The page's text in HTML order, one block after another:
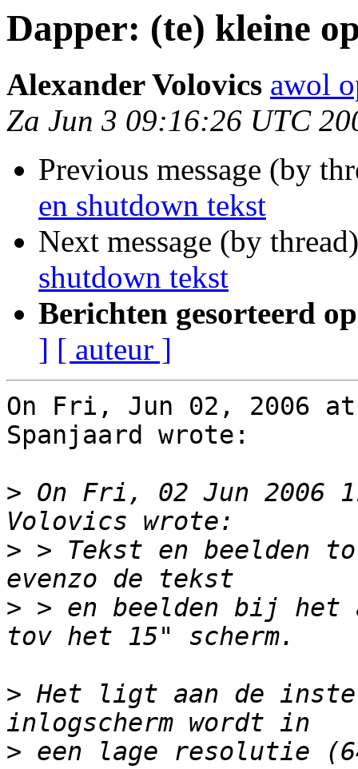
Dapper: (te) kleine
Alexander Volovics awol
Za Jun 3 09:16:26 UTC
Previous message (by
en shutdown tekst
Next message (by
shutdown tekst
Berichten gesorteerd
] [ auteur ]
On Fri, Jun 02, 2006 at
Spanjaard wrote:
> On Fri, 02 Jun 2006
> > Tekst en beelden
> > en beelden bij
> Het ligt aan de
> een lage resolutie